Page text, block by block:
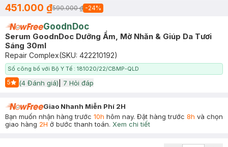
451.000 ₫590.000 ₫ -24%
GoodnDoc
Serum GoodnDoc Dưỡng Ẩm, Mờ Nhăn & Giúp Da Tươi
Sáng 30ml
Repair Complex(SKU: 422210192)
Số công bố với Bộ Y Tế : 181020/22/CBMP-QLD
5
Start Icon
(4 Đánh giá) 7 Hỏi đáp
Giao Nhanh Miễn Phí 2H
Bạn muốn nhận hàng trước 10h hôm nay. Đặt hàng trước 8h và chọn
giao hàng 2H ở bước thanh toán. Xem chi tiết